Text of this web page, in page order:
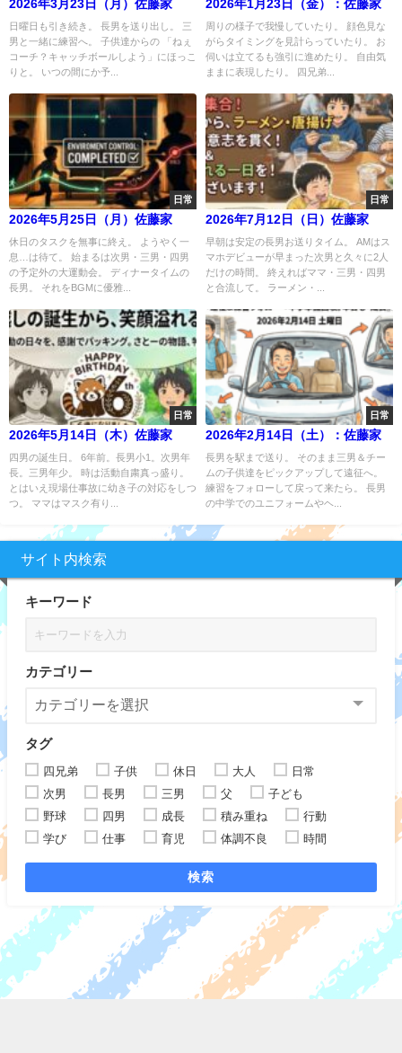
2026年3月23日（月）佐藤家
日曜日も引き続き。 長男を送り出し。 三
男と一緒に練習へ。 子供達からの 「ねぇ
コーチ？キャッチボールしよう」にほっこ
りと。 いつの間にか予...
2026年1月23日（金）：佐藤家
周りの様子で我慢していたり。 顔色見な
がらタイミングを見計らっていたり。 お
伺いは立てるも強引に進めたり。 自由気
ままに表現したり。 四兄弟...
日常
2026年5月25日（月）佐藤家
休日のタスクを無事に終え。 ようやく一
息…は待て。 始まるは次男・三男・四男
の予定外の大運動会。 ディナータイムの
長男。 それをBGMに優雅...
日常
2026年7月12日（日）佐藤家
早朝は安定の長男お送りタイム。 AMはス
マホデビューが早まった次男と久々に2人
だけの時間。 終えればママ・三男・四男
と合流して。 ラーメン・...
日常
2026年5月14日（木）佐藤家
四男の誕生日。 6年前。長男小1。次男年
長。三男年少。 時は活動自粛真っ盛り。
とはいえ現場仕事故に幼き子の対応をしつ
つ。 ママはマスク有り...
日常
2026年2月14日（土）：佐藤家
長男を駅まで送り。 そのまま三男＆チー
ムの子供達をピックアップして遠征へ。
練習をフォローして戻って来たら。 長男
の中学でのユニフォームやヘ...
サイト内検索
キーワード
カテゴリー
タグ
四兄弟 子供 休日 大人
日常
次男
長男 三男 父
子ども
野球
四男 成長 積み重ね
行動
学び
仕事 育児 体調不良 時間
検索